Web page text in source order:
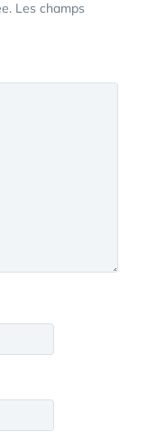
Les champs